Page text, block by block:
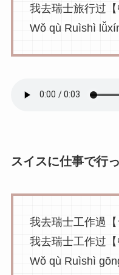
我去瑞士旅行过【
Wǒ qù Ruìshì
スイスに仕事で行
我去瑞士工作過【
我去瑞士工作过【
Wǒ qù Ruìshì